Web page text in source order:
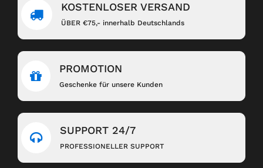
KOSTENLOSER VERSAND
ÜBER €75,- innerhalb Deutschlands
PROMOTION
Geschenke für unsere Kunden
SUPPORT 24/7
PROFESSIONELLER SUPPORT